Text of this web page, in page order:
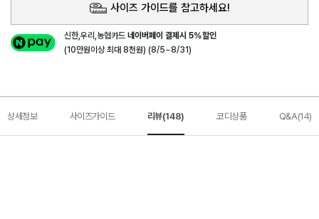
사이즈 가이드를 참고하세요!
신한,우리,농협카드네이버페이 결제시 5%할인
(10만원이상 최대 8천원) (8/5~8/31)
상세정보 사이즈가이드 리뷰(148) 코디상품 Q&A(14)